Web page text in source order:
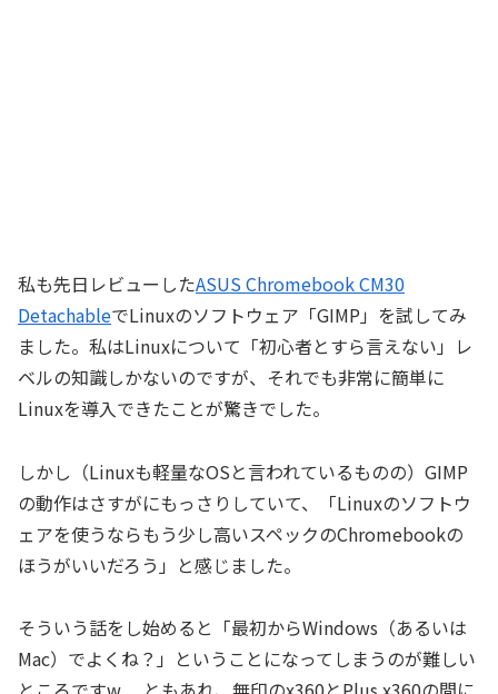
私も先日レビューしたASUS Chromebook CM30
DetachableでLinuxのソフトウェア「GIMP」を試してみ
ました。私はLinuxについて「初心者とすら言えない」レ
ベルの知識しかないのですが、それでも非常に簡単に
Linuxを導入できたことが驚きでした。
しかし（Linuxも軽量なOSと言われているものの）GIMP
の動作はさすがにもっさりしていて、「Linuxのソフトウ
ェアを使うならもう少し高いスペックのChromebookの
ほうがいいだろう」と感じました。
そういう話をし始めると「最初からWindows（あるいは
Mac）でよくね？」ということになってしまうのが難しい